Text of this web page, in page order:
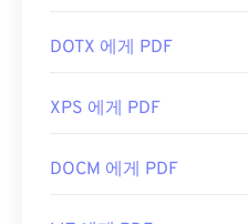
DOTX 에게 PDF
XPS 에게 PDF
DOCM 에게 PDF